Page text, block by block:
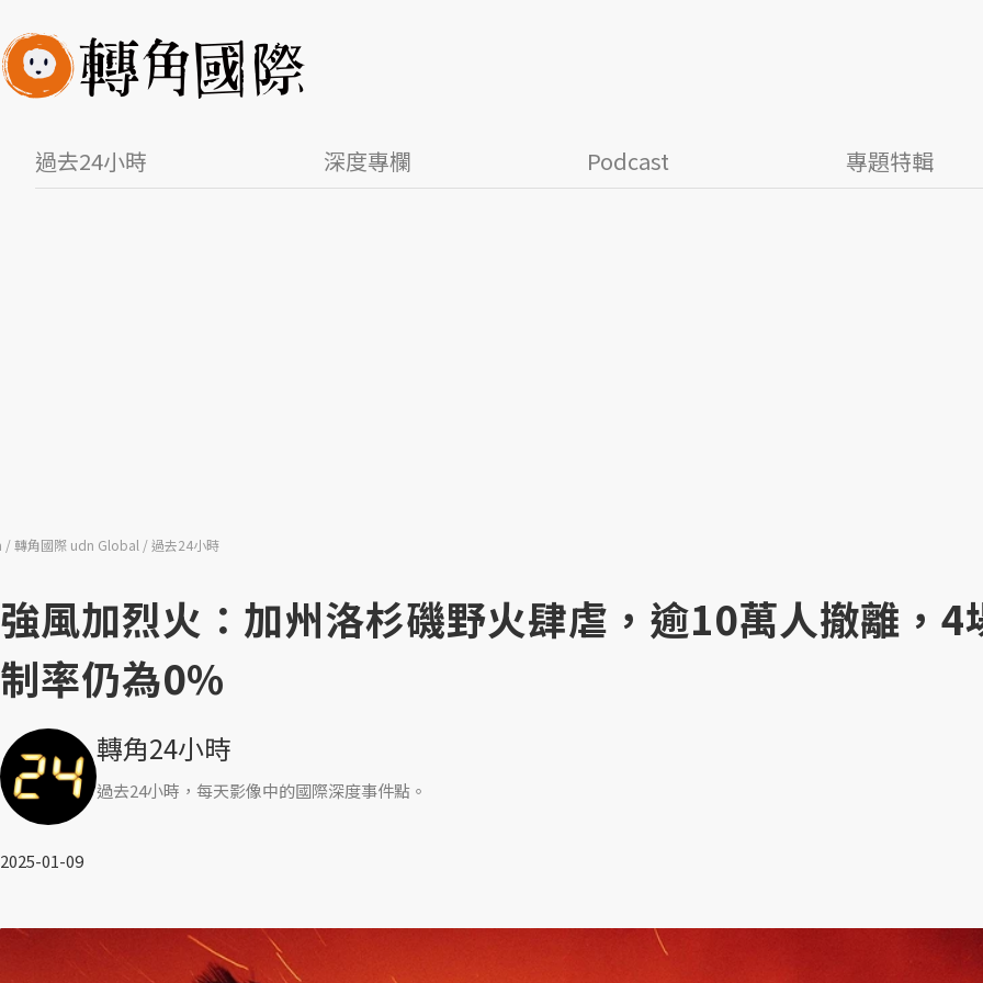
過去24小時 深度專欄 Podcast 專題特輯
轉角國際 udn Global 過去24小時
強風加烈火：加州洛杉磯野火肆虐，逾10萬人撤離，4
制率仍為0%
轉角24小時
過去24小時，每天影像中的國際深度事件點。
2025-01-09